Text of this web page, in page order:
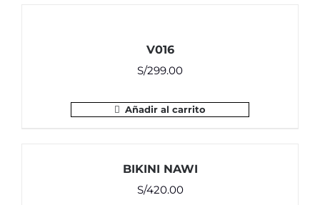
V016
S/299.00
Añadir al carrito
BIKINI NAWI
S/420.00